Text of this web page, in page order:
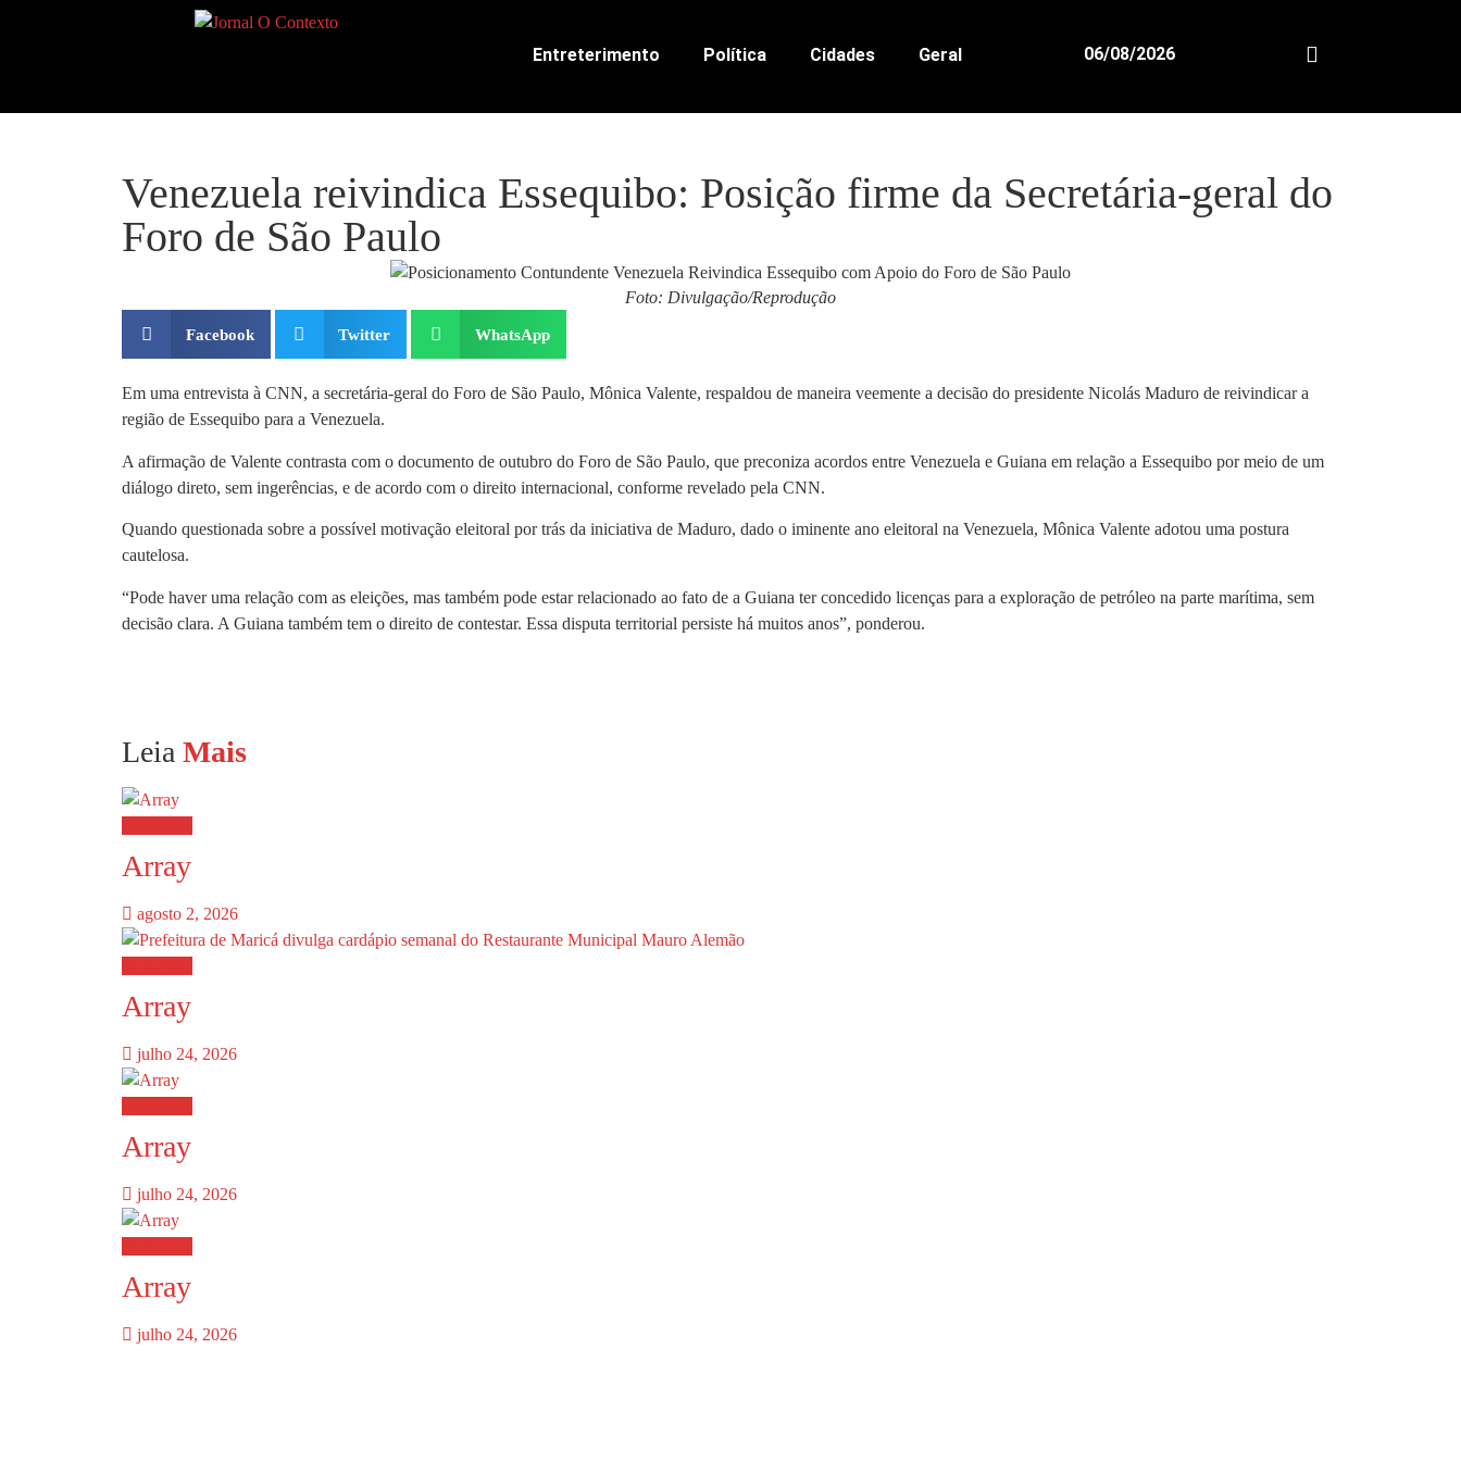
Entreterimento Política Cidades Geral 06/08/2026
Venezuela reivindica Essequibo: Posição firme da Secretária-geral do
Foro de São Paulo
Foto: Divulgação/Reprodução
Facebook Twitter WhatsApp
Em uma entrevista à CNN, a secretária-geral do Foro de São Paulo, Mônica Valente, respaldou de maneira veemente a decisão do presidente Nicolás Maduro de reivindicar a
região de Essequibo para a Venezuela.
A afirmação de Valente contrasta com o documento de outubro do Foro de São Paulo, que preconiza acordos entre Venezuela e Guiana em relação a Essequibo por meio de um
diálogo direto, sem ingerências, e de acordo com o direito internacional, conforme revelado pela CNN.
Quando questionada sobre a possível motivação eleitoral por trás da iniciativa de Maduro, dado o iminente ano eleitoral na Venezuela, Mônica Valente adotou uma postura
cautelosa.
“Pode haver uma relação com as eleições, mas também pode estar relacionado ao fato de a Guiana ter concedido licenças para a exploração de petróleo na parte marítima, sem
decisão clara. A Guiana também tem o direito de contestar. Essa disputa territorial persiste há muitos anos”, ponderou.
Leia Mais
Array
agosto 2, 2026
Array
julho 24, 2026
Array
julho 24, 2026
Array
julho 24, 2026